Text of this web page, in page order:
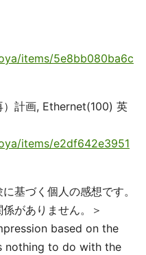
items/5e8bb080ba6c
）計画, Ethernet(100) 英
items/e2df642e3951
基づく個人の感想です。
がありません。＞
based on the
nothing to do with the